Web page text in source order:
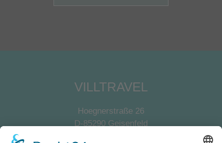
VILLTRAVEL
Hoegnerstraße 26
D-85290 Geisenfeld